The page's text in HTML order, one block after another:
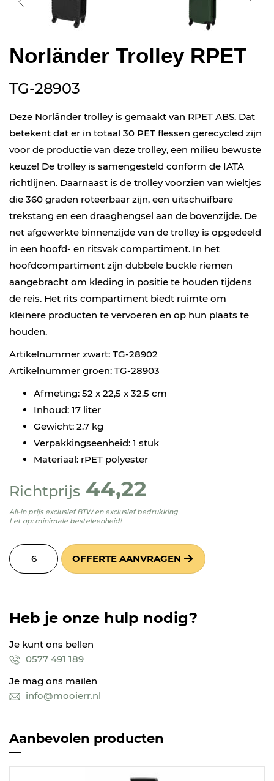
Norländer Trolley RPET
TG-28903
Deze Norländer trolley is gemaakt van RPET ABS. Dat
betekent dat er in totaal 30 PET flessen gerecycled zijn
voor de productie van deze trolley, een milieu bewuste
keuze! De trolley is samengesteld conform de IATA
richtlijnen. Daarnaast is de trolley voorzien van wieltjes
die 360 graden roteerbaar zijn, een uitschuifbare
trekstang en een draaghengsel aan de bovenzijde. De
net afgewerkte binnenzijde van de trolley is opgedeeld
in een hoofd- en ritsvak compartiment. In het
hoofdcompartiment zijn dubbele buckle riemen
aangebracht om kleding in positie te houden tijdens
de reis. Het rits compartiment biedt ruimte om
kleinere producten te vervoeren en op hun plaats te
houden.
Artikelnummer zwart: TG-28902
Artikelnummer groen: TG-28903
Afmeting: 52 x 22,5 x 32.5 cm
Inhoud: 17 liter
Gewicht: 2.7 kg
Verpakkingseenheid: 1 stuk
Materiaal: rPET polyester
Richtprijs 44,22
All-in prijs exclusief BTW en exclusief bedrukking
Let op: minimale besteleenheid!
OFFERTE AANVRAGEN
Heb je onze hulp nodig?
Je kunt ons bellen
0577 491 189
Je mag ons mailen
info@mooierr.nl
Aanbevolen producten